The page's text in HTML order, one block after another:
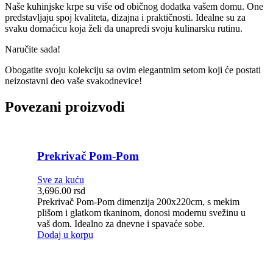
Naše kuhinjske krpe su više od običnog dodatka vašem domu. One
predstavljaju spoj kvaliteta, dizajna i praktičnosti. Idealne su za
svaku domaćicu koja želi da unapredi svoju kulinarsku rutinu.
Naručite sada!
Obogatite svoju kolekciju sa ovim elegantnim setom koji će postati
neizostavni deo vaše svakodnevice!
Povezani proizvodi
Prekrivač Pom-Pom
Sve za kuću
3,696.00 rsd
Prekrivač Pom-Pom dimenzija 200x220cm, s mekim
plišom i glatkom tkaninom, donosi modernu svežinu u
vaš dom. Idealno za dnevne i spavaće sobe.
Dodaj u korpu